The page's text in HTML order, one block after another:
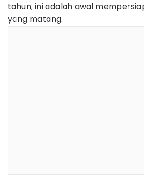
tahun, ini adalah awal
yang matang.